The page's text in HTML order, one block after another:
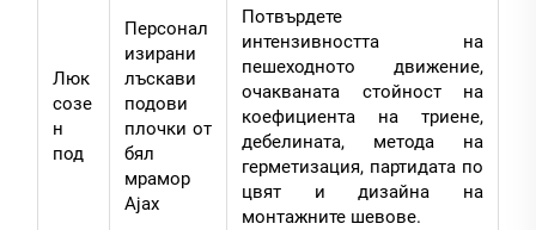
Люк
созе
н
под
Персонал
изирани
лъскави
подови
плочки от
бял
мрамор
Ajax
Потвърдете
интензивността на
пешеходното движение,
очакваната стойност на
коефициента на триене,
дебелината, метода на
герметизация, партидата по
цвят и дизайна на
монтажните шевове.